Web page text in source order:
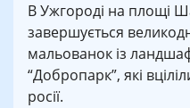
В Ужгороді на площі
завершується
мальованок із
“Добропарк”, які
росії.